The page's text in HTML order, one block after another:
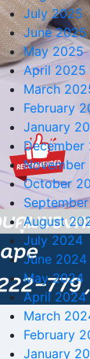
July 2025
June 2025
May 2025
April 2025
March
February
January
December
November
October
August
July 2024
June 2024
May 2024
April 2024
March
February
January